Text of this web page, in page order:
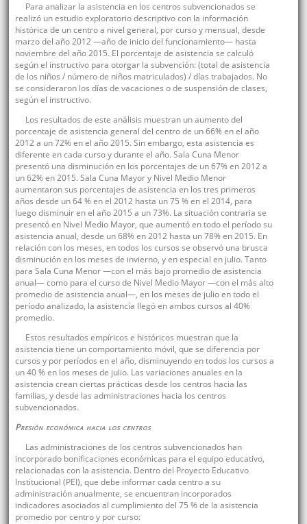
Para analizar la asistencia en los centros subvencionados se
realizó un estudio exploratorio descriptivo con la información
histórica de un centro a nivel general, por curso y mensual, desde
marzo del año 2012 —año de inicio del funcionamiento— hasta
noviembre del año 2015. El porcentaje de asistencia se calculó
según el instructivo para otorgar la subvención: (total de asistencia
de los niños / número de niños matriculados) / días trabajados. No
se consideraron los días de vacaciones o de suspensión de clases,
según el instructivo.
Los resultados de este análisis muestran un aumento del
porcentaje de asistencia general del centro de un 66% en el año
2012 a un 72% en el año 2015. Sin embargo, esta asistencia es
diferente en cada curso y durante el año. Sala Cuna Menor
presentó una disminución en los porcentajes de un 67% en 2012 a
un 62% en 2015. Sala Cuna Mayor y Nivel Medio Menor
aumentaron sus porcentajes de asistencia en los tres primeros
años desde un 64 % en el 2012 hasta un 75 % en el 2014, para
luego disminuir en el año 2015 a un 73%. La situación contraria se
presentó en Nivel Medio Mayor, que aumentó en todo el período su
asistencia anual, desde un 68% en 2012 hasta un 78% en 2015. En
relación con los meses, en todos los cursos se observó una brusca
disminución en los meses de invierno, y en especial en julio. Tanto
para Sala Cuna Menor —con el más bajo promedio de asistencia
anual— como para el curso de Nivel Medio Mayor —con el más alto
promedio de asistencia anual—, en los meses de julio en todo el
período analizado, la asistencia llegó en ambos cursos al 40%
promedio.
Estos resultados empíricos e históricos muestran que la
asistencia tiene un comportamiento móvil, que se diferencia por
cursos y por períodos en el año, disminuyendo en todos los cursos a
un 40 % en los meses de julio. Las variaciones anuales en la
asistencia crean ciertas prácticas desde los centros hacia las
familias, y desde las administraciones hacia los centros
subvencionados.
Presión económica hacia los centros
Las administraciones de los centros subvencionados han
incorporado bonificaciones económicas para el equipo educativo,
relacionadas con la asistencia. Dentro del Proyecto Educativo
Institucional (PEI), que debe informar cada centro a su
administración anualmente, se encuentran incorporados
indicadores asociados al cumplimiento del 75 % de la asistencia
promedio por centro y por curso: